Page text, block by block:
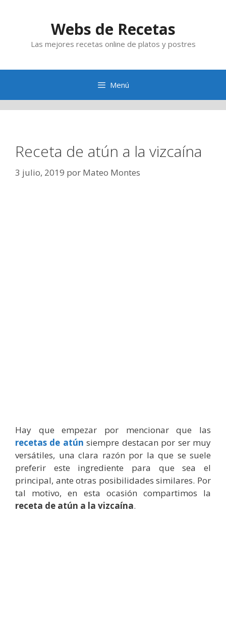
Webs de Recetas
Las mejores recetas online de platos y postres
Menú
Receta de atún a la vizcaína
3 julio, 2019 por Mateo Montes
Hay que empezar por mencionar que las
recetas de atún siempre destacan por ser muy
versátiles, una clara razón por la que se suele
preferir este ingrediente para que sea el
principal, ante otras posibilidades similares. Por
tal motivo, en esta ocasión compartimos la
receta de atún a la vizcaína.